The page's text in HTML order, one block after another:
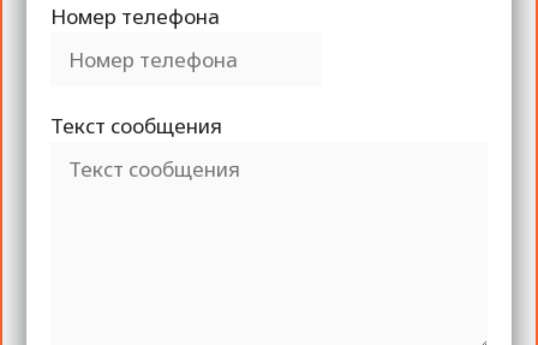
Номер телефона
Текст сообщения